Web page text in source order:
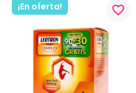
¡En oferta! favorite_border